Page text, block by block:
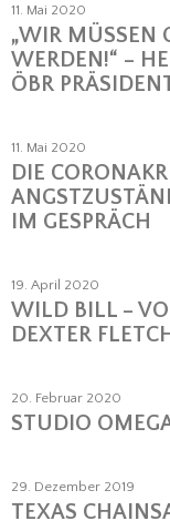
11. Mai 2020
„WIR MÜSSEN
WERDEN!“ –
ÖBR
11. Mai 2020
DIE
IM GESPRÄCH
19. April 2020
WILD BILL –
DEXTER
20. Februar 2020
STUDIO
29. Dezember 2019
TEXAS